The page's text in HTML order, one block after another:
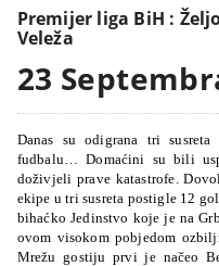
Premijer liga BiH :
Veleža
23
Danas su odigrana tri
fudbalu… Domaćini su bili
doživjeli prave katastrofe.
ekipe u trisusreta postigle 12
bihaćko Jedinstvo koje je na
ovom visokom pobjedom
Mrežu gostiju prvi je načeo